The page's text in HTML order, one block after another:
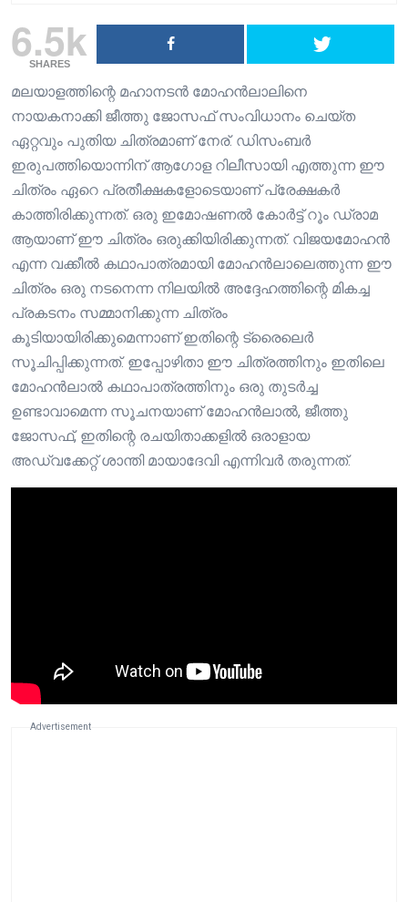
6.5k
SHARES
മലയാളത്തിന്റെ മഹാനടൻ മോഹൻലാലിനെ
നായകനാക്കി ജീത്തു ജോസഫ് സംവിധാനം ചെയ്ത
ഏറ്റവും പുതിയ ചിത്രമാണ് നേര്. ഡിസംബർ
ഇരുപത്തിയൊന്നിന് ആഗോള റിലീസായി എത്തുന്ന ഈ
ചിത്രം ഏറെ പ്രതീക്ഷകളോടെയാണ് പ്രേക്ഷകർ
കാത്തിരിക്കുന്നത്. ഒരു ഇമോഷണൽ കോർട്ട് റൂം ഡ്രാമ
ആയാണ് ഈ ചിത്രം ഒരുക്കിയിരിക്കുന്നത്. വിജയമോഹൻ
എന്ന വക്കീൽ കഥാപാത്രമായി മോഹൻലാലെത്തുന്ന ഈ
ചിത്രം ഒരു നടനെന്ന നിലയിൽ അദ്ദേഹത്തിന്റെ മികച്ച
പ്രകടനം സമ്മാനിക്കുന്ന ചിത്രം
കൂടിയായിരിക്കുമെന്നാണ് ഇതിന്റെ ട്രൈലെർ
സൂചിപ്പിക്കുന്നത്. ഇപ്പോഴിതാ ഈ ചിത്രത്തിനും ഇതിലെ
മോഹൻലാൽ കഥാപാത്രത്തിനും ഒരു തുടർച്ച
ഉണ്ടാവാമെന്ന സൂചനയാണ് മോഹൻലാൽ, ജീത്തു
ജോസഫ്, ഇതിന്റെ രചയിതാക്കളിൽ ഒരാളായ
അഡ്വക്കേറ്റ് ശാന്തി മായാദേവി എന്നിവർ തരുന്നത്.
Advertisement